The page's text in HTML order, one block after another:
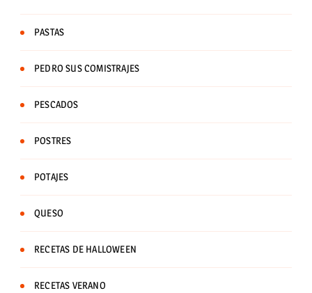
PASTAS
PEDRO SUS COMISTRAJES
PESCADOS
POSTRES
POTAJES
QUESO
RECETAS DE HALLOWEEN
RECETAS VERANO